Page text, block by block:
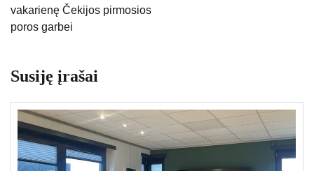
vakarienę Čekijos pirmosios
poros garbei
Susiję įrašai